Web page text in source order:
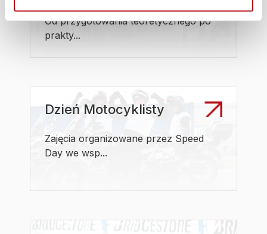
Od przygotowania teoretycznego po
prakty...
Dzień Motocyklisty
Zajęcia organizowane przez Speed
Day we wsp...